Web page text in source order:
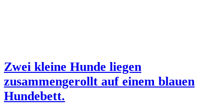
Zwei kleine Hunde liegen
zusammengerollt auf einem blauen
Hundebett.